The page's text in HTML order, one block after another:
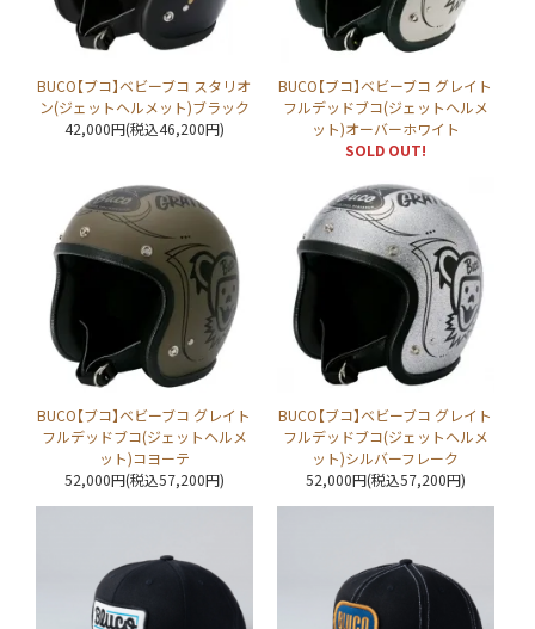
BUCO【ブコ】ベビーブコ スタリオ
ン(ジェットヘルメット)ブラック
42,000円(税込46,200円)
BUCO【ブコ】ベビーブコ グレイト
フルデッドブコ(ジェットヘルメ
ット)オーバーホワイト
SOLD OUT!
BUCO【ブコ】ベビーブコ グレイト
フルデッドブコ(ジェットヘルメ
ット)コヨーテ
52,000円(税込57,200円)
BUCO【ブコ】ベビーブコ グレイト
フルデッドブコ(ジェットヘルメ
ット)シルバーフレーク
52,000円(税込57,200円)